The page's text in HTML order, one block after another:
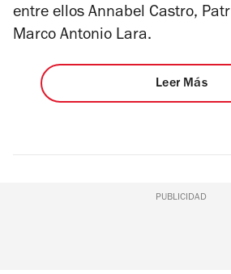
entre ellos Annabel Castro,
Marco Antonio Lara.
Leer Más
PUBLICIDAD